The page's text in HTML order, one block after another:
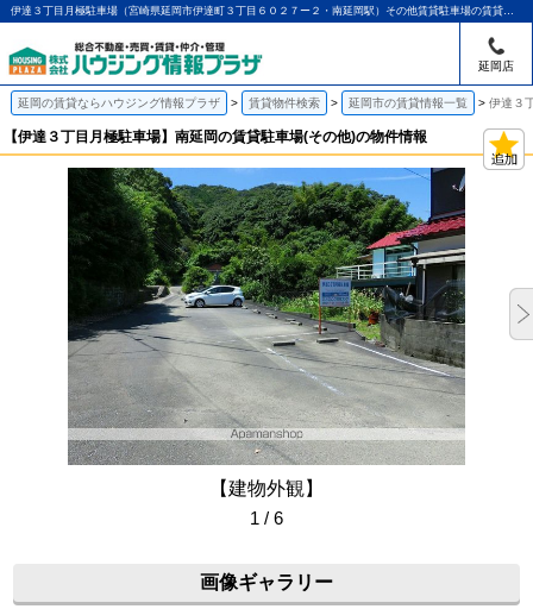
伊達３丁目月極駐車場（宮崎県延岡市伊達町３丁目６０２７ー２・南延岡駅）その他賃貸駐車場の賃貸物件情報｜アパマンショップ延岡店｜ハウジング情報プラザ
延岡店
延岡の賃貸ならハウジング情報プラザ 賃貸物件検索 延岡市の賃貸情報一覧 伊達３
【伊達３丁目月極駐車場】南延岡の賃貸駐車場(その他)の物件情報
【建物外観】
1 / 6
画像ギャラリー